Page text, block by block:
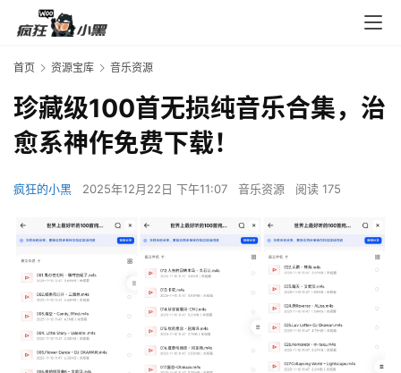
首页 资源宝库 音乐资源
珍藏级100首无损纯音乐合集，治
愈系神作免费下载！
疯狂的小黑 2025年12月22日 下午11:07 音乐资源 阅读 175